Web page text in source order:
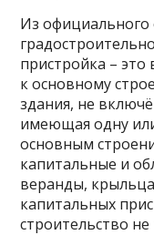
Из официального
пристройка –
к основному
здания, не
имеющая одну
основным
капитальные и
веранды,
капитальных
строительство не